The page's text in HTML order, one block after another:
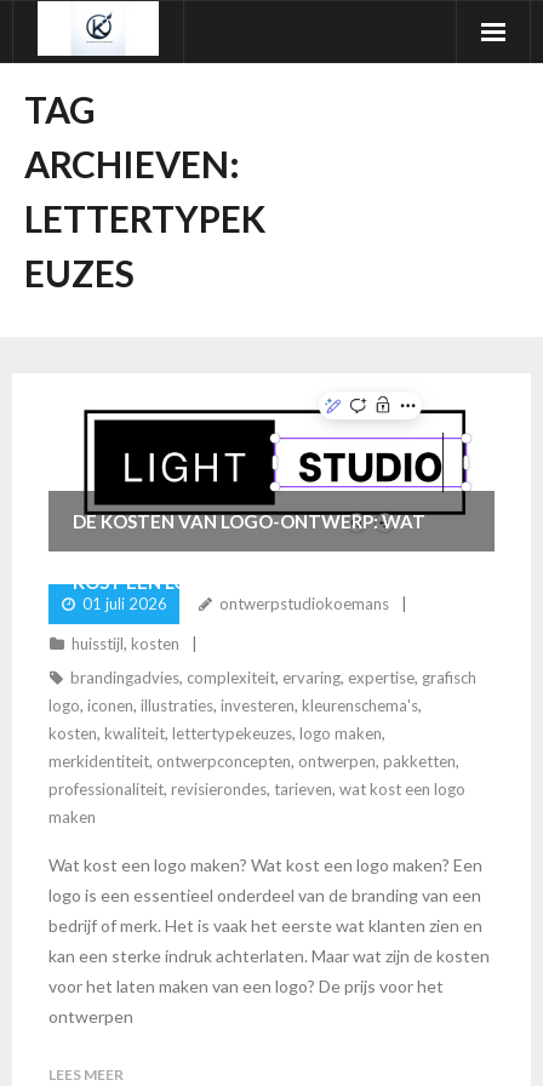
inhoudTAG
ARCHIEVEN:
LETTERTYPEK
EUZES
DE KOSTEN VAN LOGO-ONTWERP: WAT
KOST EEN LOGO MAKEN?
01 juli 2026 ontwerpstudiokoemans
huisstijl, kosten
brandingadvies, complexiteit, ervaring, expertise, grafisch
logo, iconen, illustraties, investeren, kleurenschema's,
kosten, kwaliteit, lettertypekeuzes, logo maken,
merkidentiteit, ontwerpconcepten, ontwerpen, pakketten,
professionaliteit, revisierondes, tarieven, wat kost een logo
maken
Wat kost een logo maken? Wat kost een logo maken? Een
logo is een essentieel onderdeel van de branding van een
bedrijf of merk. Het is vaak het eerste wat klanten zien en
kan een sterke indruk achterlaten. Maar wat zijn de kosten
voor het laten maken van een logo? De prijs voor het
ontwerpen
LEES MEER